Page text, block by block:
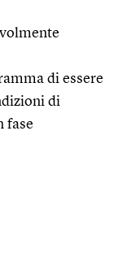
di essere
di
fase